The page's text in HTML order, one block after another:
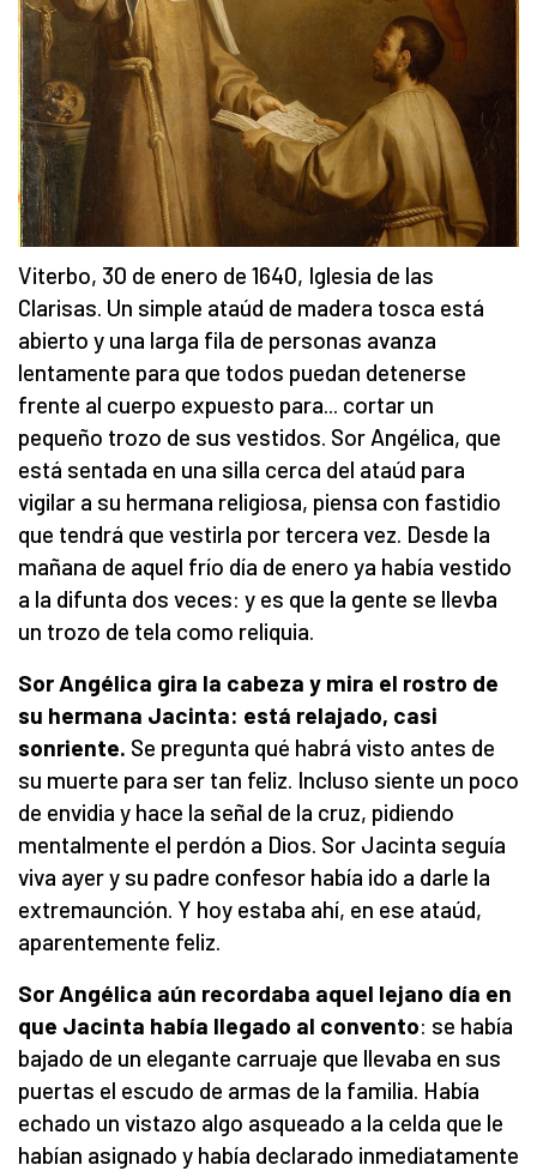
Viterbo, 30 de enero de 1640, Iglesia de las
Clarisas. Un simple ataúd de madera tosca está
abierto y una larga fila de personas avanza
lentamente para que todos puedan detenerse
frente al cuerpo expuesto para... cortar un
pequeño trozo de sus vestidos. Sor Angélica, que
está sentada en una silla cerca del ataúd para
vigilar a su hermana religiosa, piensa con fastidio
que tendrá que vestirla por tercera vez. Desde la
mañana de aquel frío día de enero ya había vestido
a la difunta dos veces: y es que la gente se llevba
un trozo de tela como reliquia.
Sor Angélica gira la cabeza y mira el rostro de
su hermana Jacinta: está relajado, casi
sonriente. Se pregunta qué habrá visto antes de
su muerte para ser tan feliz. Incluso siente un poco
de envidia y hace la señal de la cruz, pidiendo
mentalmente el perdón a Dios. Sor Jacinta seguía
viva ayer y su padre confesor había ido a darle la
extremaunción. Y hoy estaba ahí, en ese ataúd,
aparentemente feliz.
Sor Angélica aún recordaba aquel lejano día en
que Jacinta había llegado al convento: se había
bajado de un elegante carruaje que llevaba en sus
puertas el escudo de armas de la familia. Había
echado un vistazo algo asqueado a la celda que le
habían asignado y había declarado inmediatamente